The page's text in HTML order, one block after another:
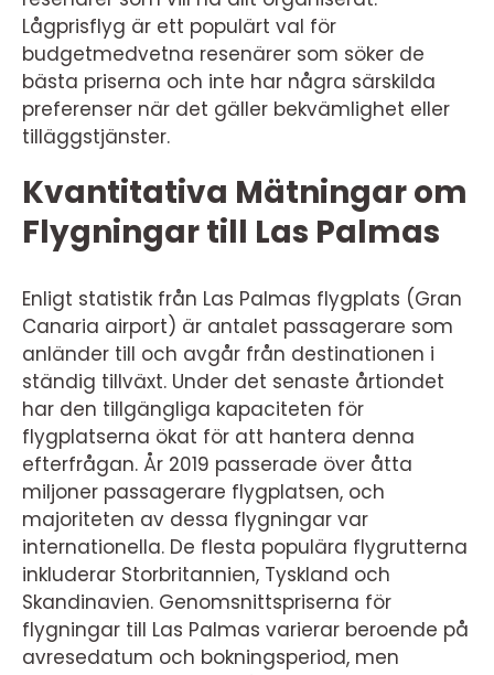
Lågprisflyg är ett populärt val för
budgetmedvetna resenärer som söker de
bästa priserna och inte har några särskilda
preferenser när det gäller bekvämlighet eller
tilläggstjänster.
Kvantitativa Mätningar om
Flygningar till Las Palmas
Enligt statistik från Las Palmas flygplats (Gran
Canaria airport) är antalet passagerare som
anländer till och avgår från destinationen i
ständig tillväxt. Under det senaste årtiondet
har den tillgängliga kapaciteten för
flygplatserna ökat för att hantera denna
efterfrågan. År 2019 passerade över åtta
miljoner passagerare flygplatsen, och
majoriteten av dessa flygningar var
internationella. De flesta populära flygrutterna
inkluderar Storbritannien, Tyskland och
Skandinavien. Genomsnittspriserna för
flygningar till Las Palmas varierar beroende på
avresedatum och bokningsperiod, men